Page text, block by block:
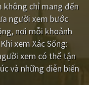
Quốc - Hồng Kông
không chỉ mang đến
người xem bước
nơi mỗi khoảnh
xem Xác Sống:
xem có thể tận
và những diễn biến